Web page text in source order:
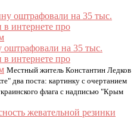
на 35 тыс.
в интернете про
Местный житель Константин Ледков
два поста: картинку с очертанием
флага с надписью "Крым